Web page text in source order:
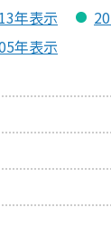
年表示
年表示